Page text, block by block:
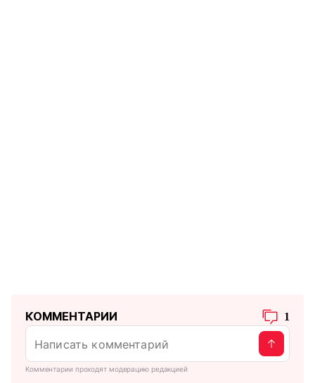
КОММЕНТАРИИ 1
Комментарии проходят модерацию редакцией